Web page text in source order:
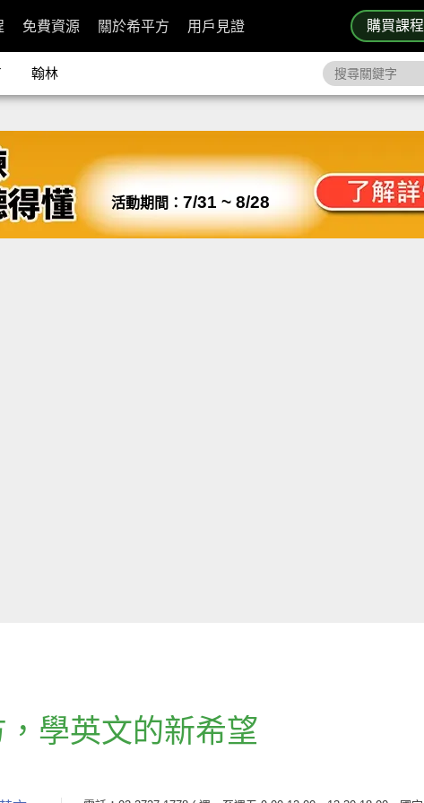
購買課程
免費資源 關於希平方 用戶見證
翰林
活動期間： 7/31 ~ 8/28
， 學英文的新希望